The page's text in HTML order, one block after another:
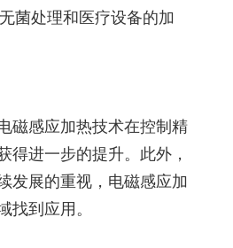
菌处理和医疗设备的加
磁感应加热技术在控制精
得进一步的提升。此外，
发展的重视，电磁感应加
找到应用。